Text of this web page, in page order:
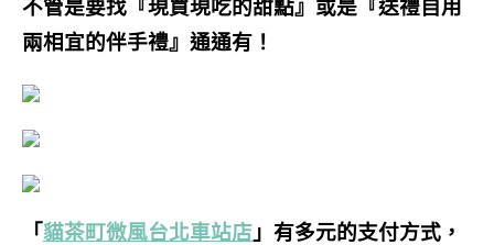
不管是要找『現買現吃的甜點』或是『送禮自用
兩相宜的伴手禮』通通有！
「貓茶町微風台北車站店 」有多元的支付方式，